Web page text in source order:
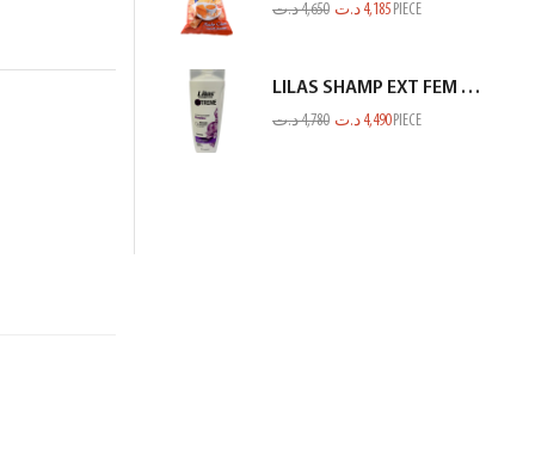
4,650د.ت 4,185 د.ت PIECE
LILAS SHAMP EXT FEM PROTEINE BLANC 350ML
4,780د.ت 4,490 د.ت PIECE